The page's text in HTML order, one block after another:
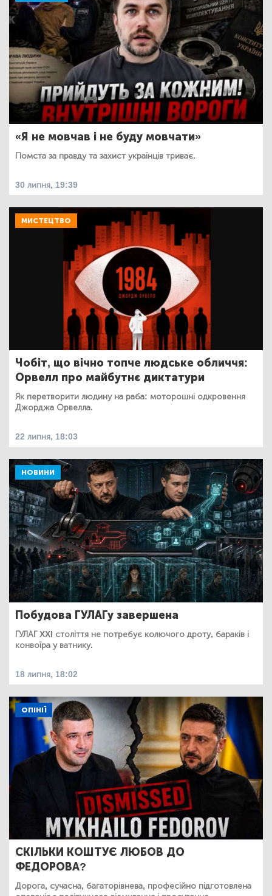
«Я не мовчав і не буду мовчати»
Помста за правду та захист українців триває.
30 липня, 19:39
МИСТЕЦТВО
Чобіт, що вічно топче людське обличчя:
Орвелл про майбутнє диктатури
Як перетворити людину на раба: моторошні одкровення
Джорджа Орвелла.
22 липня, 18:03
НОВИНИ
Побудова ГУЛАГу завершена
ГУЛАГ XXI століття не потребує колючого дроту, бараків і
конвоїра у ватнику.
18 липня, 18:02
ОПІНІЇ
СКІЛЬКИ КОШТУЄ ЛЮБОВ ДО
ФЕДОРОВА?
Дорога, сучасна, багаторівнева, професійно підготовлена